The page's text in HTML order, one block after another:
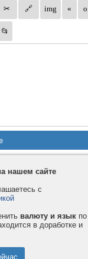
и Cookie
и условия
защищены.
нашем сайте
с
валюту и язык по
в доработке и